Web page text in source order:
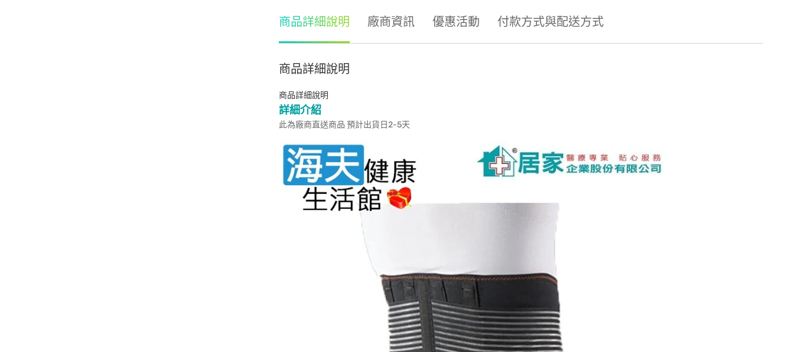
商品詳細說明 廠商資訊 優惠活動 付款方式與配送方式
商品詳細說明
商品詳細說明
詳細介紹
此為廠商直送商品 預計出貨日2-5天